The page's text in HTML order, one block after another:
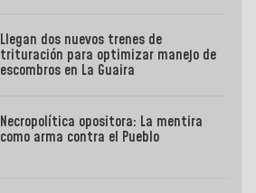
Llegan dos nuevos trenes de
trituración para optimizar manejo de
escombros en La Guaira
Necropolítica opositora: La mentira
como arma contra el Pueblo